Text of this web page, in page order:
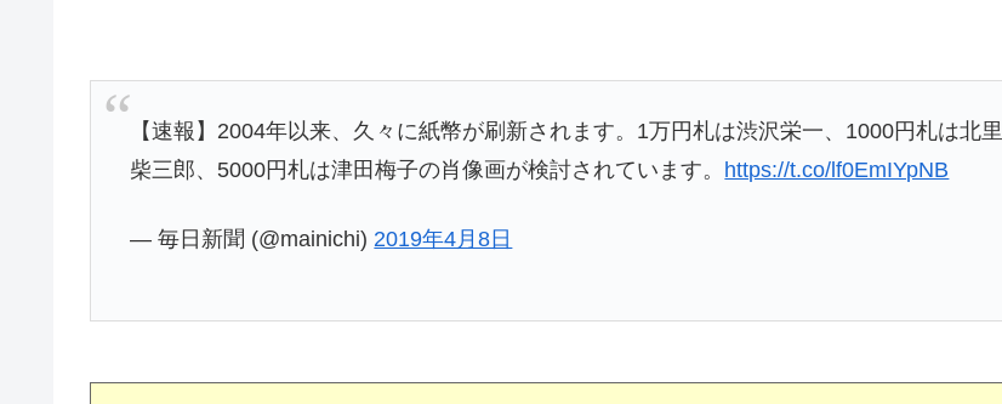
【速報】2004年以来、久々に紙幣が刷新されます。1万円札は渋沢栄一、1000円札は北里
柴三郎、5000円札は津田梅子の肖像画が検討されています。 https://t.co/lf0EmIYpNB
— 毎日新聞 (@mainichi) 2019年4月8日